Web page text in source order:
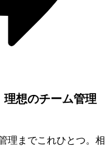
理想のチーム管理
理までこれひとつ。相